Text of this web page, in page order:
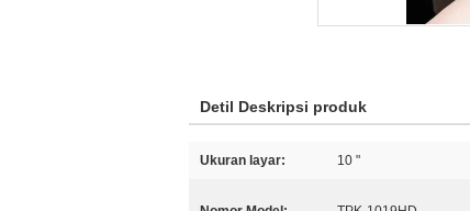
Detil Deskripsi produk
Ukuran layar: 10 "